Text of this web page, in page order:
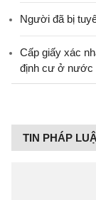
Người đã bị
Cấp giấy xác
định cư ở nước
TIN PHÁP